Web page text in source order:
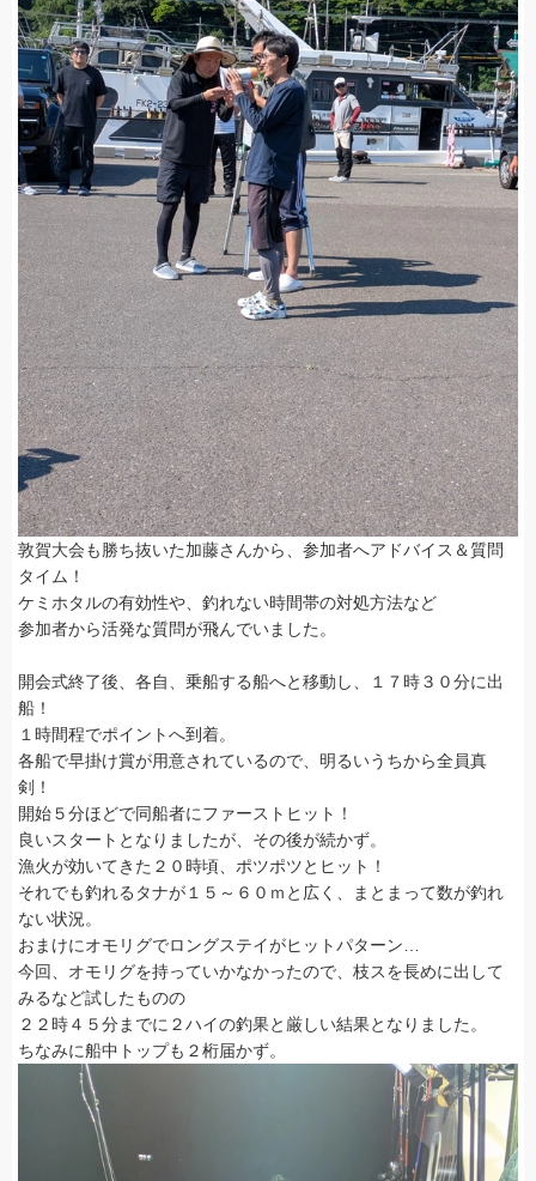
敦賀大会も勝ち抜いた加藤さんから、参加者へアドバイス＆質問
タイム！
ケミホタルの有効性や、釣れない時間帯の対処方法など
参加者から活発な質問が飛んでいました。
開会式終了後、各自、乗船する船へと移動し、１７時３０分に出
船！
１時間程でポイントへ到着。
各船で早掛け賞が用意されているので、明るいうちから全員真
剣！
開始５分ほどで同船者にファーストヒット！
良いスタートとなりましたが、その後が続かず。
漁火が効いてきた２０時頃、ポツポツとヒット！
それでも釣れるタナが１５～６０ｍと広く、まとまって数が釣れ
ない状況。
おまけにオモリグでロングステイがヒットパターン…
今回、オモリグを持っていかなかったので、枝スを長めに出して
みるなど試したものの
２２時４５分までに２ハイの釣果と厳しい結果となりました。
ちなみに船中トップも２桁届かず。